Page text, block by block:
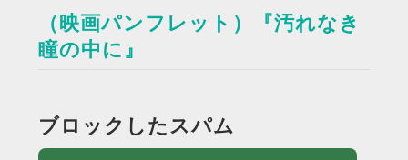
（映画パンフレット）『汚れなき
瞳の中に』
ブロックしたスパム